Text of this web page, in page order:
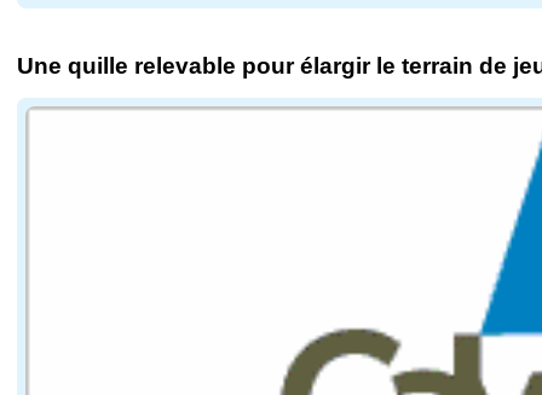
Une quille relevable pour élargir le terrain de